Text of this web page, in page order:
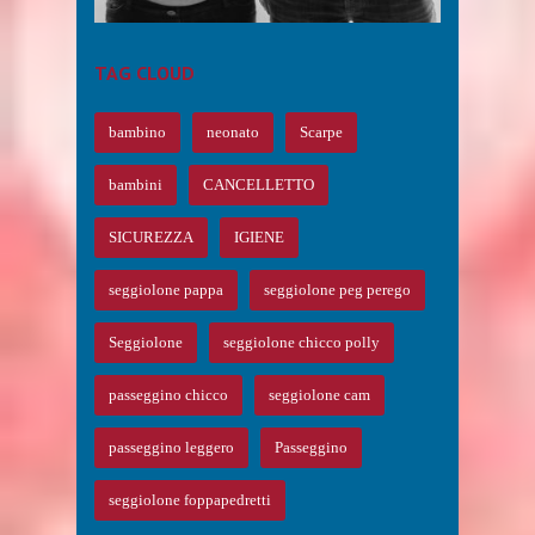
TAG CLOUD
bambino neonato Scarpe
bambini CANCELLETTO
SICUREZZA IGIENE
seggiolone pappa seggiolone peg perego
Seggiolone seggiolone chicco polly
passeggino chicco seggiolone cam
passeggino leggero Passeggino
seggiolone foppapedretti